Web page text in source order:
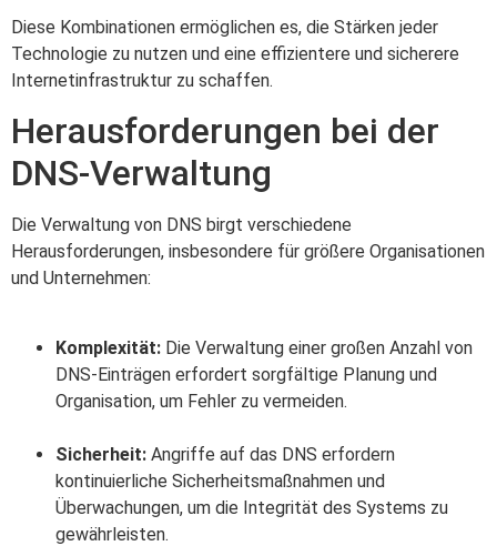
Diese Kombinationen ermöglichen es, die Stärken jeder
Technologie zu nutzen und eine effizientere und sicherere
Internetinfrastruktur zu schaffen.
Herausforderungen bei der
DNS-Verwaltung
Die Verwaltung von DNS birgt verschiedene
Herausforderungen, insbesondere für größere Organisationen
und Unternehmen:
Komplexität: Die Verwaltung einer großen Anzahl von
DNS-Einträgen erfordert sorgfältige Planung und
Organisation, um Fehler zu vermeiden.
Sicherheit: Angriffe auf das DNS erfordern
kontinuierliche Sicherheitsmaßnahmen und
Überwachungen, um die Integrität des Systems zu
gewährleisten.